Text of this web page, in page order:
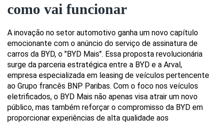
como vai funcionar
A inovação no setor automotivo ganha um novo capítulo
emocionante com o anúncio do serviço de assinatura de
carros da BYD, o "BYD Mais". Essa proposta revolucionária
surge da parceria estratégica entre a BYD e a Arval,
empresa especializada em leasing de veículos pertencente
ao Grupo francês BNP Paribas. Com o foco nos veículos
eletrificados, o BYD Mais não apenas visa atrair um novo
público, mas também reforçar o compromisso da BYD em
proporcionar experiências de alta qualidade aos